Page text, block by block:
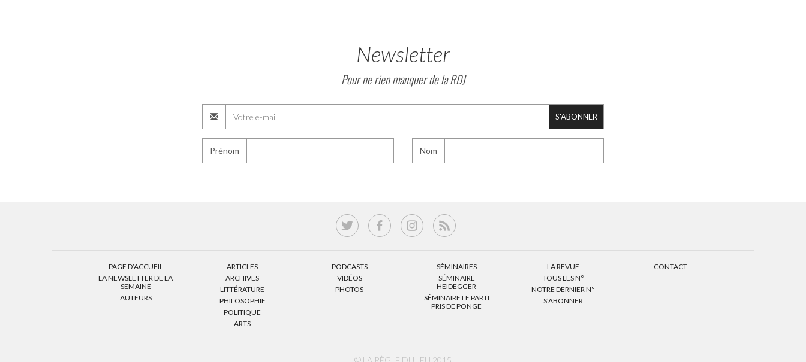
Newsletter
Pour ne rien manquer de la RDJ
S'ABONNER
Prénom Nom
PAGE D’ACCUEIL
LA NEWSLETTER DE LA
SEMAINE
AUTEURS
ARTICLES
ARCHIVES
LITTÉRATURE
PHILOSOPHIE
POLITIQUE
ARTS
PODCASTS
VIDÉOS
PHOTOS
SÉMINAIRES
SÉMINAIRE
HEIDEGGER
SÉMINAIRE LE PARTI
PRIS DE PONGE
LA REVUE
TOUS LES N°
NOTRE DERNIER N°
S’ABONNER
CONTACT
© LA RÈGLE DU JEU 2015